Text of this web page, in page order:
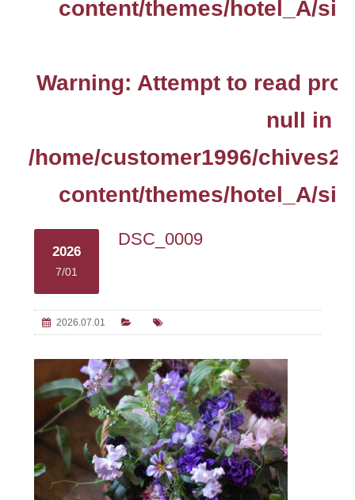
content/themes/hotel_A/
Warning: Attempt to read
null in
/home/customer1996/
content/themes/hotel_A/
2026
7/01
DSC_0009
2026.07.01